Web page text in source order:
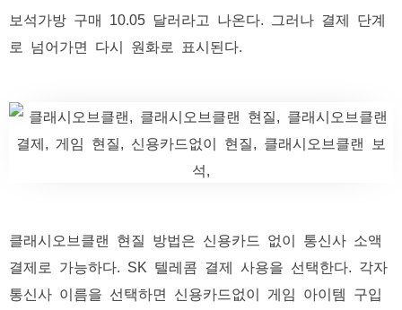
보석가방 구매 10.05 달러라고 나온다. 그러나 결제 단계
로 넘어가면 다시 원화로 표시된다.
클래시오브클랜 현질 방법은 신용카드 없이 통신사 소액
결제로 가능하다. SK 텔레콤 결제 사용을 선택한다. 각자
통신사 이름을 선택하면 신용카드없이 게임 아이템 구입